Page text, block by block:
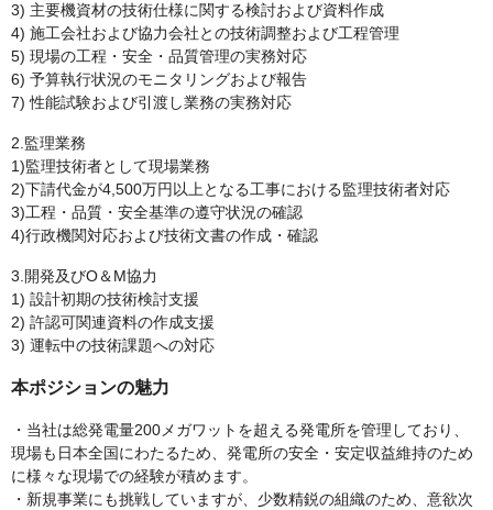
3) 主要機資材の技術仕様に関する検討および資料作成
4) 施工会社および協力会社との技術調整および工程管理
5) 現場の工程・安全・品質管理の実務対応
6) 予算執行状況のモニタリングおよび報告
7) 性能試験および引渡し業務の実務対応
2.監理業務
1)監理技術者として現場業務
2)下請代金が4,500万円以上となる工事における監理技術者対応
3)工程・品質・安全基準の遵守状況の確認
4)行政機関対応および技術文書の作成・確認
3.開発及びO＆M協力
1) 設計初期の技術検討支援
2) 許認可関連資料の作成支援
3) 運転中の技術課題への対応
本ポジションの魅力
・当社は総発電量200メガワットを超える発電所を管理しており、
現場も日本全国にわたるため、発電所の安全・安定収益維持のため
に様々な現場での経験が積めます。
・新規事業にも挑戦していますが、少数精鋭の組織のため、意欲次